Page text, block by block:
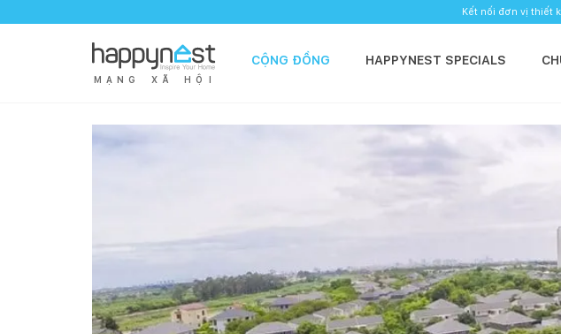
Kết nối đơn vị thiết
M Ạ N G X Ã H Ộ I
CỘNG ĐỒNG HAPPYNEST SPECIALS